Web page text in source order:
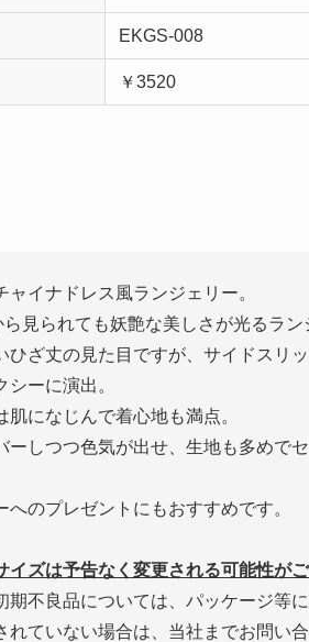
EKGS-008
￥3520
イナドレス風ランジェリー。
見られても妖艶な美しさが光るラン
ざ丈の見た目ですが、サイドスリ
ーに演出。
になじんで着心地も満点。
ーしつつ色気が出せ、生地も多めで
のプレゼントにもおすすめです。
ズは予告なく変更される可能性がご
不良品については、パッケージ等
ていない場合は、当社までお問い合